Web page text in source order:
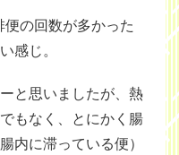
の回数が多かった
感じ。
と思いましたが、熱
もなく、とにかく腸
内に滞っている便）